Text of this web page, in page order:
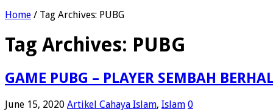
Home / Tag Archives: PUBG
Tag Archives: PUBG
GAME PUBG – PLAYER SEMBAH
June 15, 2020 Artikel Cahaya Islam, Islam 0